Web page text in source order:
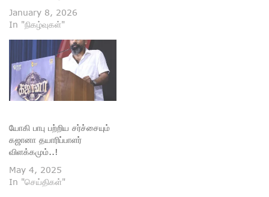
January 8, 2026
In "நிகழ்வுகள்"
யோகி பாபு பற்றிய சர்ச்சையும்
கஜானா தயாரிப்பாளர்
விளக்கமும்..!
May 4, 2025
In "செய்திகள்"